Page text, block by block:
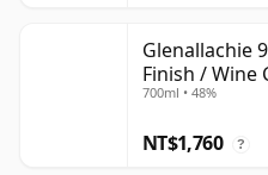
Glenallachie
Finish / Wine
700ml • 48%
NT$1,760 ?